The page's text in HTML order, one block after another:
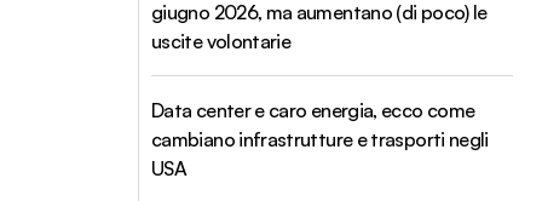
giugno 2026, ma aumentano (di poco) le
uscite volontarie
Data center e caro energia, ecco come
cambiano infrastrutture e trasporti negli
USA